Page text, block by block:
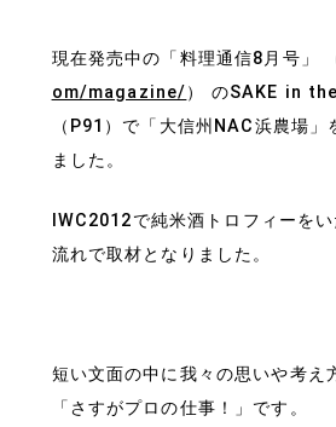
現在発売中の「料理通信8月号」
om/magazine/） のSAKE in
（P91）で「大信州NAC浜農場」
ました。
IWC2012で純米酒トロフィーを
流れで取材となりました。
短い文面の中に我々の思いや考え
「さすがプロの仕事！」です。